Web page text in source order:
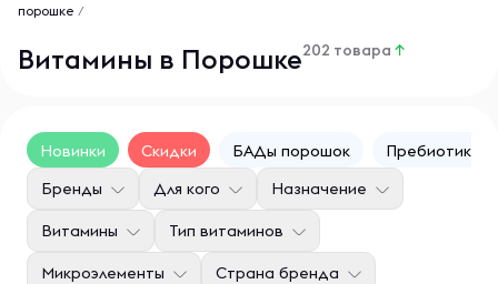
порошке /
Витамины в Порошке202 товара ↑
Новинки Скидки БАДы порошок Пребиотики
Бренды Для кого Назначение
Витамины Тип витаминов
Микроэлементы Страна бренда